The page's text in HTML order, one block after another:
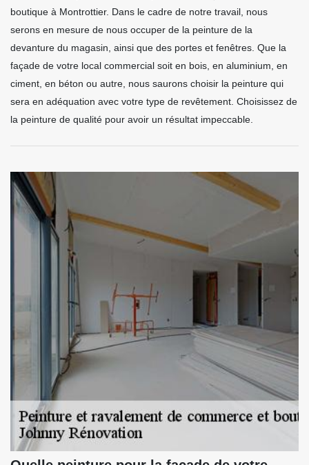
boutique à Montrottier. Dans le cadre de notre travail, nous
serons en mesure de nous occuper de la peinture de la
devanture du magasin, ainsi que des portes et fenêtres. Que la
façade de votre local commercial soit en bois, en aluminium, en
ciment, en béton ou autre, nous saurons choisir la peinture qui
sera en adéquation avec votre type de revêtement. Choisissez de
la peinture de qualité pour avoir un résultat impeccable.